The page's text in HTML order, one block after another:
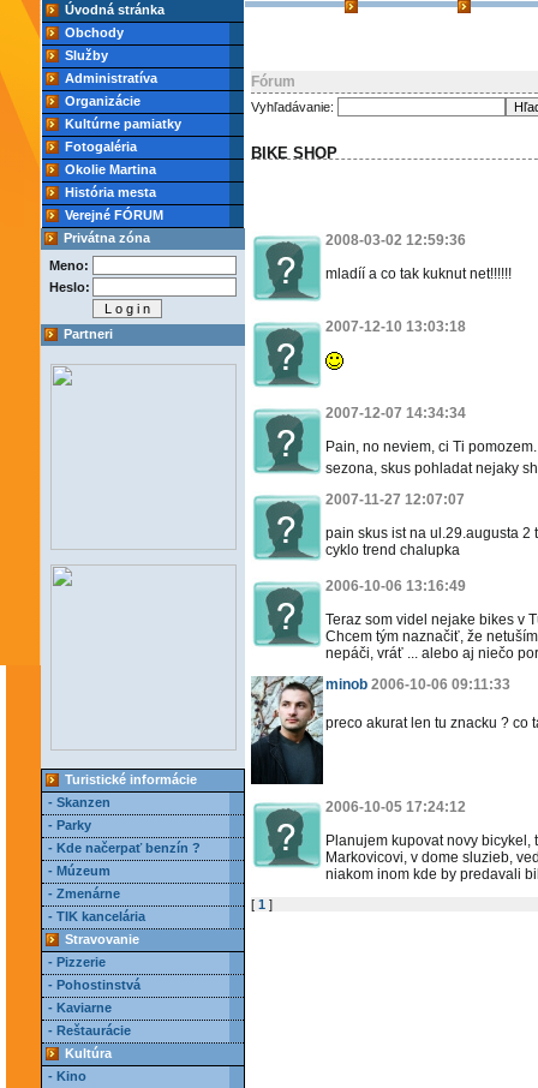
Úvodná stránka
Obchody
Služby
Administratíva
Organizácie
Kultúrne pamiatky
Fotogaléria
Okolie Martina
História mesta
Verejné FÓRUM
Privátna zóna
Meno:
Heslo:
Partneri
Turistické informácie
- Skanzen
- Parky
- Kde načerpať benzín ?
- Múzeum
- Zmenárne
- TIK kancelária
Stravovanie
- Pizzerie
- Pohostinstvá
- Kaviarne
- Reštaurácie
Kultúra
- Kino
Fórum
Vyhľadávanie:
BIKE SHOP
2008-03-02 12:59:36
mladíí a co tak kuknut net!!!!!!
2007-12-10 13:03:18
2007-12-07 14:34:34
Pain, no neviem, ci Ti
sezona, skus pohladat nejaky
2007-11-27 12:07:07
pain skus ist na ul.29.augusta 2
cyklo trend chalupka
2006-10-06 13:16:49
Teraz som videl nejake bikes v
Chcem tým naznačiť, že
nepáči, vráť ... alebo aj niečo
minob 2006-10-06 09:11:33
preco akurat len tu znacku ? co
2006-10-05 17:24:12
Planujem kupovat novy
Markovicovi, v dome sluzieb,
niakom inom kde by predavali
[ 1 ]